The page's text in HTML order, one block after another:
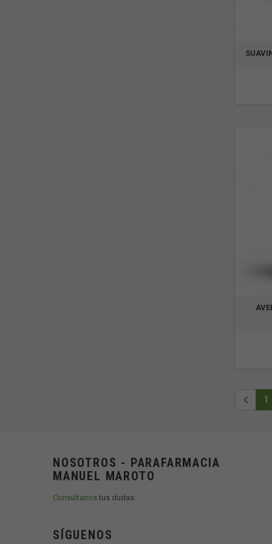
1
NOSOTROS - PARAFARMACIA
MANUEL MAROTO
Consúltanostus dudas.
SÍGUENOS